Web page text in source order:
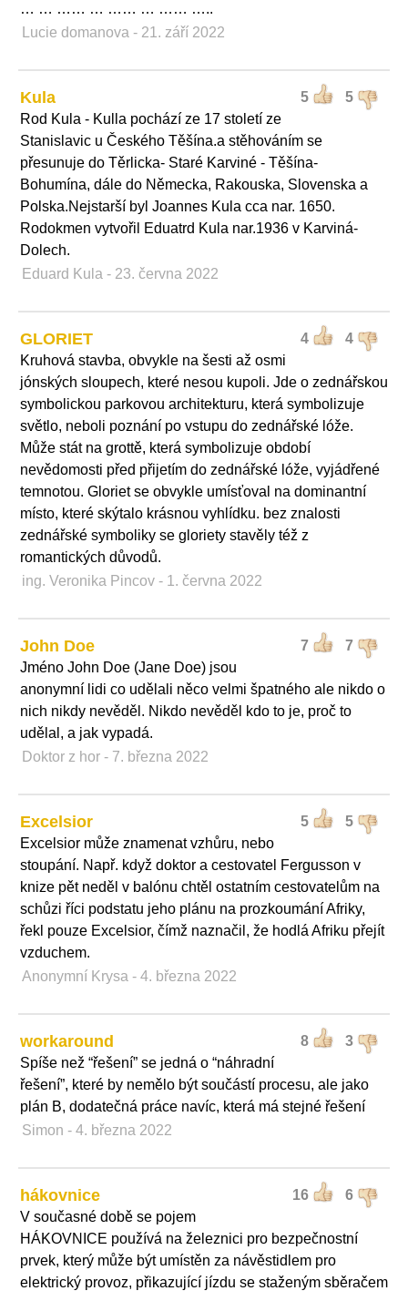
… … …… … …… … …… …..
Lucie domanova - 21. září 2022
5 5
Kula
Rod Kula - Kulla pochází ze 17 století ze
Stanislavic u Českého Těšína.a stěhováním se
přesunuje do Těrlicka- Staré Karviné - Těšína-
Bohumína, dále do Německa, Rakouska, Slovenska a
Polska.Nejstarší byl Joannes Kula cca nar. 1650.
Rodokmen vytvořil Eduatrd Kula nar.1936 v Karviná-
Dolech.
Eduard Kula - 23. června 2022
4 4
GLORIET
Kruhová stavba, obvykle na šesti až osmi
jónských sloupech, které nesou kupoli. Jde o zednářskou
symbolickou parkovou architekturu, která symbolizuje
světlo, neboli poznání po vstupu do zednářské lóže.
Může stát na grottě, která symbolizuje období
nevědomosti před přijetím do zednářské lóže, vyjádřené
temnotou. Gloriet se obvykle umísťoval na dominantní
místo, které skýtalo krásnou vyhlídku. bez znalosti
zednářské symboliky se gloriety stavěly též z
romantických důvodů.
ing. Veronika Pincov - 1. června 2022
7 7
John Doe
Jméno John Doe (Jane Doe) jsou
anonymní lidi co udělali něco velmi špatného ale nikdo o
nich nikdy nevěděl. Nikdo nevěděl kdo to je, proč to
udělal, a jak vypadá.
Doktor z hor - 7. března 2022
5 5
Excelsior
Excelsior může znamenat vzhůru, nebo
stoupání. Např. když doktor a cestovatel Fergusson v
knize pět neděl v balónu chtěl ostatním cestovatelům na
schůzi říci podstatu jeho plánu na prozkoumání Afriky,
řekl pouze Excelsior, čímž naznačil, že hodlá Afriku přejít
vzduchem.
Anonymní Krysa - 4. března 2022
8 3
workaround
Spíše než “řešení” se jedná o “náhradní
řešení”, které by nemělo být součástí procesu, ale jako
plán B, dodatečná práce navíc, která má stejné řešení
Simon - 4. března 2022
16 6
hákovnice
V současné době se pojem
HÁKOVNICE používá na železnici pro bezpečnostní
prvek, který může být umístěn za návěstidlem pro
elektrický provoz, přikazující jízdu se staženým sběračem